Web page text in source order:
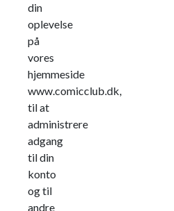
din
oplevelse
på
vores
hjemmeside
www.comicclub.dk,
til at
administrere
adgang
til din
konto
og til
andre